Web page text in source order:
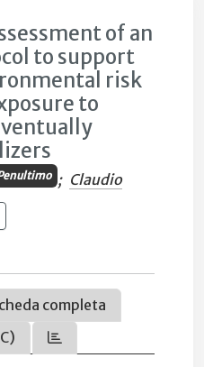
of an
to support
risk
to
; Claudio
completa